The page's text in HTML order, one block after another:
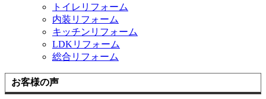
トイレリフォーム
内装リフォーム
キッチンリフォーム
LDKリフォーム
総合リフォーム
お客様の声